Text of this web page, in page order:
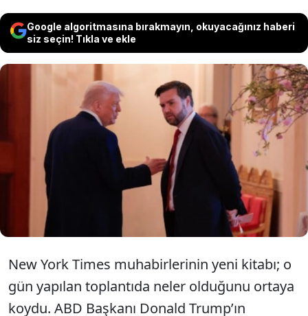
Google algoritmasına bırakmayın, okuyacağınız haberi
siz seçin! Tıkla ve ekle
ABD Başkanı’nın kurmayları 17 Temmuz
2025’te toplandı. Gündem pedofili
milyarder Epstein dosyalarıydı. Saatlerce
Trump’ı aklamanın yolunu aradılar.
New York Times muhabirlerinin yeni kitabı; o
gün yapılan toplantıda neler olduğunu ortaya
koydu. ABD Başkanı Donald Trump’ın